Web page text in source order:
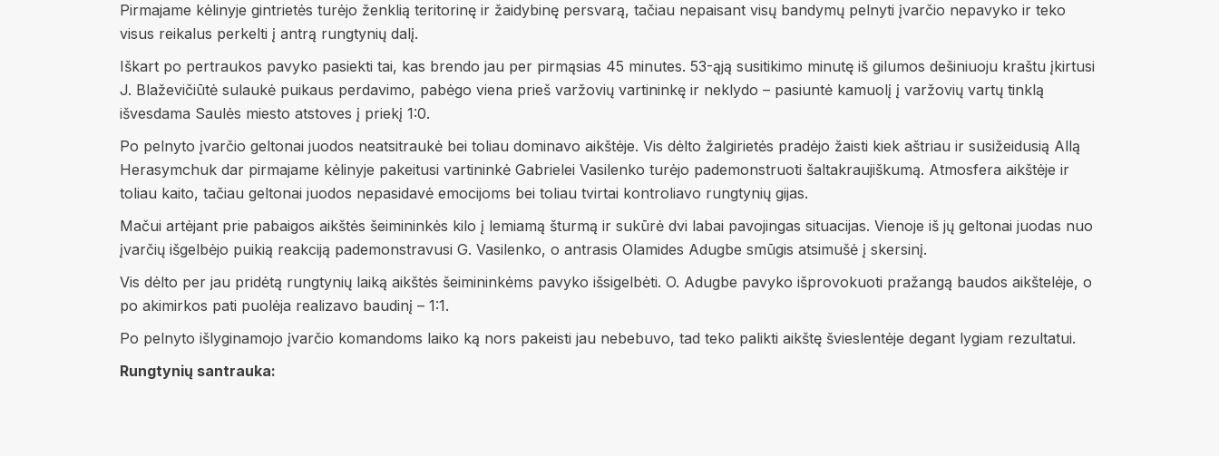
Pirmajame kėlinyje gintrietės turėjo ženklią teritorinę ir žaidybinę persvarą, tačiau nepaisant visų bandymų pelnyti įvarčio nepavyko ir teko
visus reikalus perkelti į antrą rungtynių dalį.
Iškart po pertraukos pavyko pasiekti tai, kas brendo jau per pirmąsias 45 minutes. 53-ąją susitikimo minutę iš gilumos dešiniuoju kraštu įkirtusi
J. Blaževičiūtė sulaukė puikaus perdavimo, pabėgo viena prieš varžovių vartininkę ir neklydo – pasiuntė kamuolį į varžovių vartų tinklą
išvesdama Saulės miesto atstoves į priekį 1:0.
Po pelnyto įvarčio geltonai juodos neatsitraukė bei toliau dominavo aikštėje. Vis dėlto žalgirietės pradėjo žaisti kiek aštriau ir susižeidusią Allą
Herasymchuk dar pirmajame kėlinyje pakeitusi vartininkė Gabrielei Vasilenko turėjo pademonstruoti šaltakraujiškumą. Atmosfera aikštėje ir
toliau kaito, tačiau geltonai juodos nepasidavė emocijoms bei toliau tvirtai kontroliavo rungtynių gijas.
Mačui artėjant prie pabaigos aikštės šeimininkės kilo į lemiamą šturmą ir sukūrė dvi labai pavojingas situacijas. Vienoje iš jų geltonai juodas nuo
įvarčių išgelbėjo puikią reakciją pademonstravusi G. Vasilenko, o antrasis Olamides Adugbe smūgis atsimušė į skersinį.
Vis dėlto per jau pridėtą rungtynių laiką aikštės šeimininkėms pavyko išsigelbėti. O. Adugbe pavyko išprovokuoti pražangą baudos aikštelėje, o
po akimirkos pati puolėja realizavo baudinį – 1:1.
Po pelnyto išlyginamojo įvarčio komandoms laiko ką nors pakeisti jau nebebuvo, tad teko palikti aikštę švieslentėje degant lygiam rezultatui.
Rungtynių santrauka: